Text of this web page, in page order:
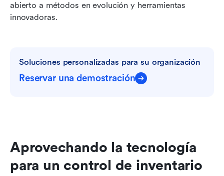
abierto a métodos en evolución y herramientas
innovadoras.
Soluciones personalizadas para su organización
Reservar una demostración
Aprovechando la tecnología
para un control de inventario